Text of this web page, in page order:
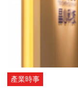
產業時事